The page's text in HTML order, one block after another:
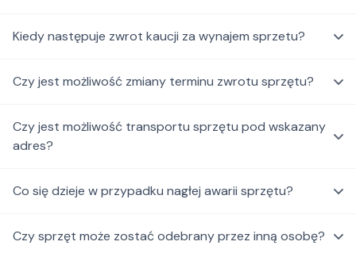
Kiedy następuje zwrot kaucji za wynajem sprzetu?
Czy jest możliwość zmiany terminu zwrotu sprzętu?
Czy jest możliwość transportu sprzętu pod wskazany
adres?
Co się dzieje w przypadku nagłej awarii sprzętu?
Czy sprzęt może zostać odebrany przez inną osobę?